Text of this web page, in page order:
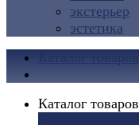
экстерьер
эстетика
Каталог товаров